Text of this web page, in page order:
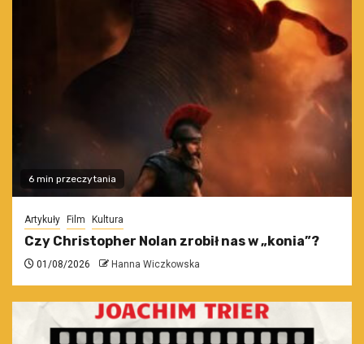
6 min przeczytania
Artykuły Film Kultura
Czy Christopher Nolan zrobił nas w „konia”?
01/08/2026 Hanna Wiczkowska